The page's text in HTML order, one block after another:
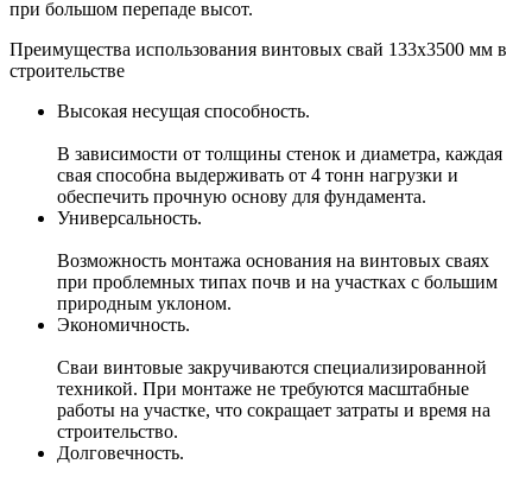
при большом перепаде высот.
Преимущества использования винтовых свай 133x3500 мм в
строительстве
Высокая несущая способность.
В зависимости от толщины стенок и диаметра, каждая
свая способна выдерживать от 4 тонн нагрузки и
обеспечить прочную основу для фундамента.
Универсальность.
Возможность монтажа основания на винтовых сваях
при проблемных типах почв и на участках с большим
природным уклоном.
Экономичность.
Сваи винтовые закручиваются специализированной
техникой. При монтаже не требуются масштабные
работы на участке, что сокращает затраты и время на
строительство.
Долговечность.